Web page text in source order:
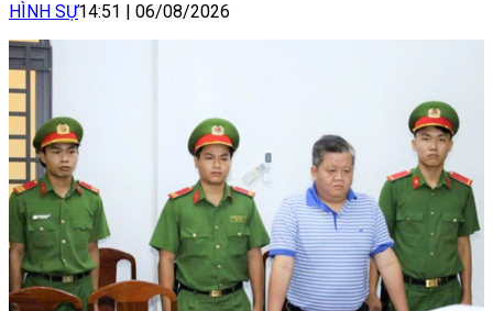
HÌNH SỰ14:51 06/08/2026